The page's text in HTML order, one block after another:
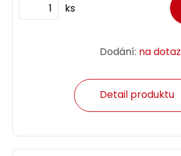
ks
Dodání: na dotaz
Detail produktu